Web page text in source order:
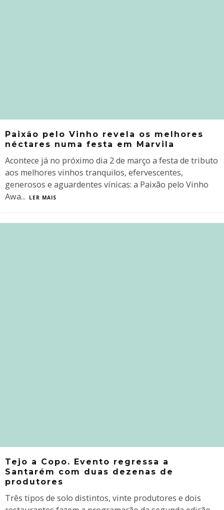
Paixão pelo Vinho revela os melhores
néctares numa festa em Marvila
Acontece já no próximo dia 2 de março a festa de tributo
aos melhores vinhos tranquilos, efervescentes,
generosos e aguardentes vínicas: a Paixão pelo Vinho
Awa... LER MAIS
Tejo a Copo. Evento regressa a
Santarém com duas dezenas de
produtores
Três tipos de solo distintos, vinte produtores e dois